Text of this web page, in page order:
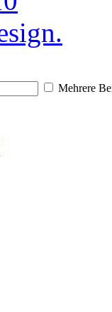
Mehrere